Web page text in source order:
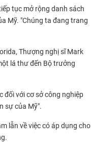
tục mở rộng danh sách
Mỹ. "Chúng ta đang trang
Thượng nghị sĩ Mark
lá thư đến Bộ trưởng
đối với cơ sở công nghiệp
sự của Mỹ".
lẫn về việc có áp dụng cho